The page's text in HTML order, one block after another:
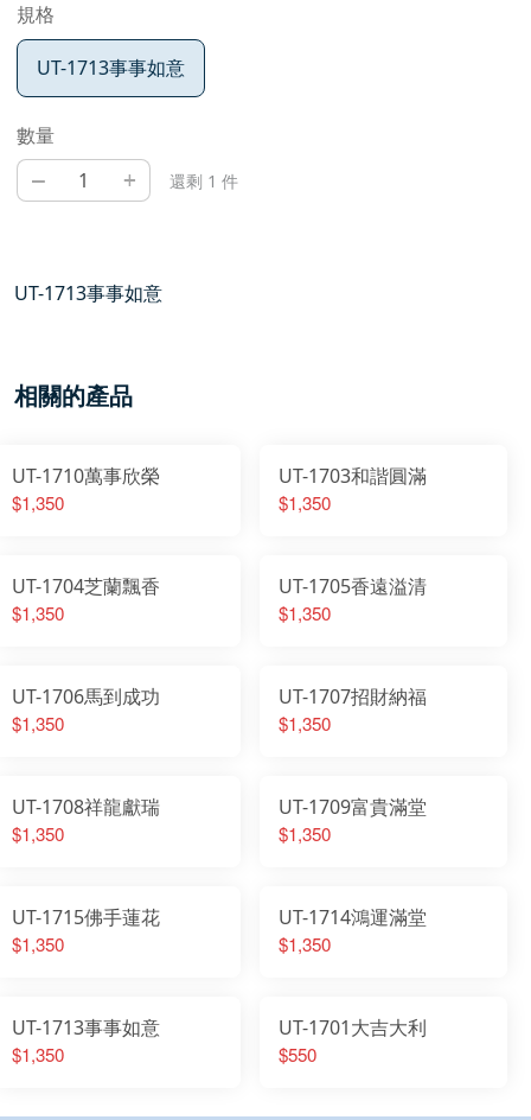
規格
UT-1713事事如意
數量
– + 還剩 1 件
UT-1713事事如意
相關的產品
UT-1710萬事欣榮
$1,350
UT-1703和諧圓滿
$1,350
UT-1704芝蘭飄香
$1,350
UT-1705香遠溢清
$1,350
UT-1706馬到成功
$1,350
UT-1707招財納福
$1,350
UT-1708祥龍獻瑞
$1,350
UT-1709富貴滿堂
$1,350
UT-1715佛手蓮花
$1,350
UT-1714鴻運滿堂
$1,350
UT-1713事事如意
$1,350
UT-1701大吉大利
$550